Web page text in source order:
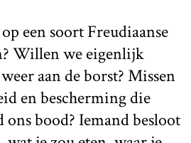
een soort Freudiaanse
Willen we eigenlijk
aan de borst? Missen
en bescherming die
ons bood? Iemand besloot